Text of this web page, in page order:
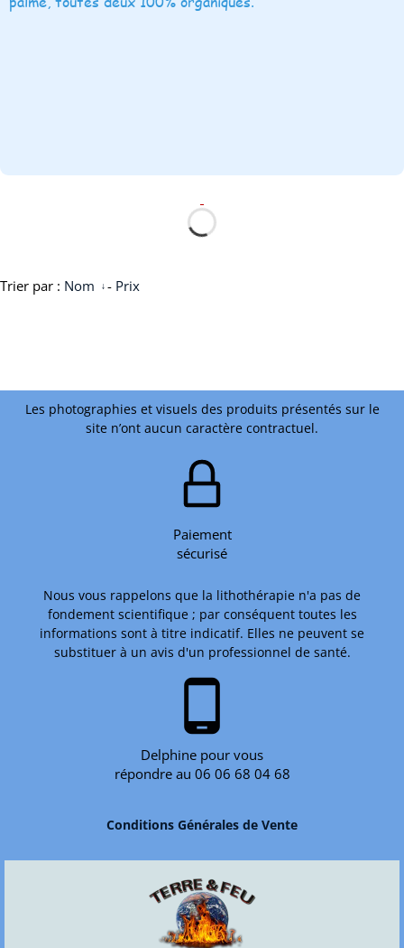
Trier par : Nom - Prix
Les photographies et visuels des produits présentés sur le
site n’ont aucun caractère contractuel.
Paiement
sécurisé
Nous vous rappelons que la lithothérapie n'a pas de
fondement scientifique ; par conséquent toutes les
informations sont à titre indicatif. Elles ne peuvent se
substituer à un avis d'un professionnel de santé.
phone_android
Delphine pour vous
répondre au 06 06 68 04 68
Conditions Générales de Vente